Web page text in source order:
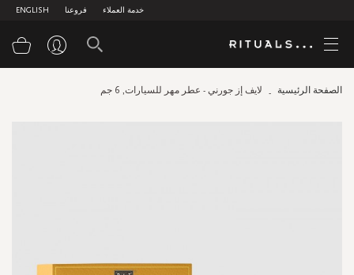
ENGLISH فروعنا خدمة العملاء
الصفحة الرئيسية لايف إز جورني - عطر مهر للسيارات, 6 جم